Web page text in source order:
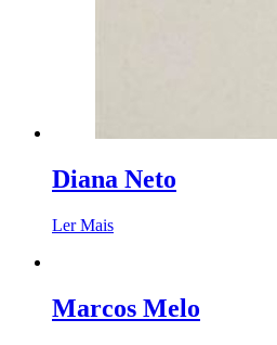
Diana Neto
Ler Mais
Marcos Melo